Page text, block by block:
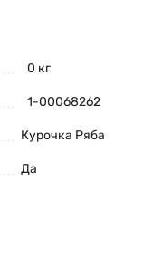
0 кг
1-00068262
Курочка Ряба
Да